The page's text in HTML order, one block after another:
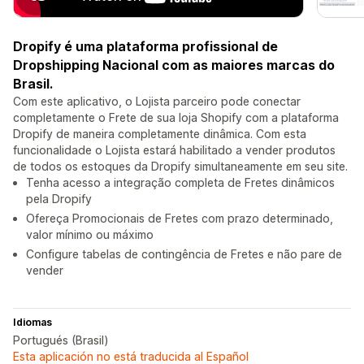
Dropify é uma plataforma profissional de
Dropshipping Nacional com as maiores marcas do
Brasil.
Com este aplicativo, o Lojista parceiro pode conectar
completamente o Frete de sua loja Shopify com a plataforma
Dropify de maneira completamente dinâmica. Com esta
funcionalidade o Lojista estará habilitado a vender produtos
de todos os estoques da Dropify simultaneamente em seu site.
Tenha acesso a integração completa de Fretes dinâmicos
pela Dropify
Ofereça Promocionais de Fretes com prazo determinado,
valor mínimo ou máximo
Configure tabelas de contingência de Fretes e não pare de
vender
Idiomas
Portugués (Brasil)
Esta aplicación no está traducida al Español